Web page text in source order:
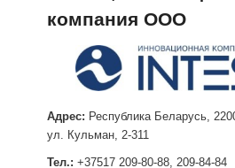
компания ООО
Адрес: Республика Беларусь,
ул. Кульман, 2-311
Тел.: +37517 209-80-88, 209-84-84